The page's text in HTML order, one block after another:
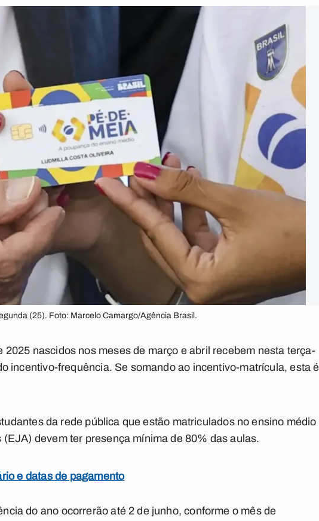
(25). Foto: Marcelo Camargo/Agência Brasil.
nascidos nos meses de março e abril recebem nesta terça-
incentivo-frequência. Se somando ao incentivo-matrícula, esta é
da rede pública que estão matriculados no ensino médio
devem ter presença mínima de 80% das aulas.
e datas de pagamento
do ano ocorrerão até 2 de junho, conforme o mês de